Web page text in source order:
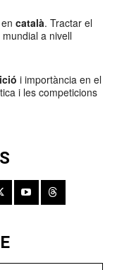
català. Tractar el
a nivell
i importància en el
i les competicions